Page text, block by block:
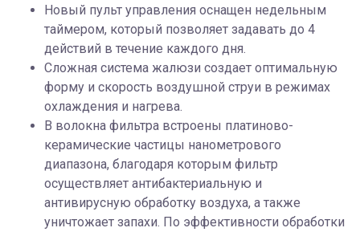
Новый пульт управления оснащен недельным
таймером, который позволяет задавать до 4
действий в течение каждого дня.
Сложная система жалюзи создает оптимальную
форму и скорость воздушной струи в режимах
охлаждения и нагрева.
В волокна фильтра встроены платиново-
керамические частицы нанометрового
диапазона, благодаря которым фильтр
осуществляет антибактериальную и
антивирусную обработку воздуха, а также
уничтожает запахи. По эффективности обработки